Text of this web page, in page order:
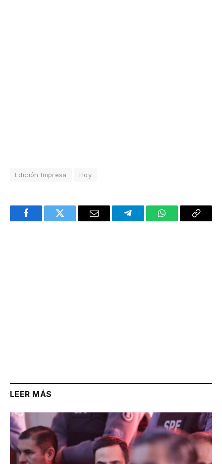
Edición Impresa Hoy
FacebookTwitter Email TelegramWhatsAppCopy
LEER MÁS